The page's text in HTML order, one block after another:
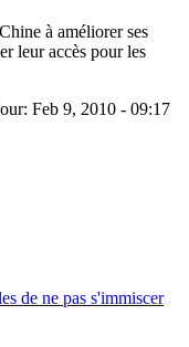
à améliorer ses
leur accès pour les
Feb 9, 2010 - 09:17
de ne pas s'immiscer